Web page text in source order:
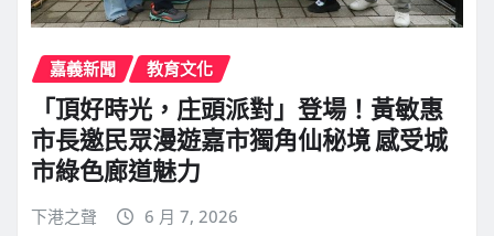
嘉義新聞 教育文化
「頂好時光，庄頭派對」登場！黃敏惠
市長邀民眾漫遊嘉市獨角仙秘境 感受城
市綠色廊道魅力
下港之聲 6 月 7, 2026